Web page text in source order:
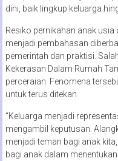
dini, baik lingkup keluarga
Resiko pernikahan anak
menjadi pembahasan
pemerintah dan praktisi.
Kekerasan Dalam Rumah
perceraian. Fenomena
untuk terus ditekan.
“Keluarga menjadi
mengambil keputusan.
menjadi teman bagi anak
bagi anak dalam